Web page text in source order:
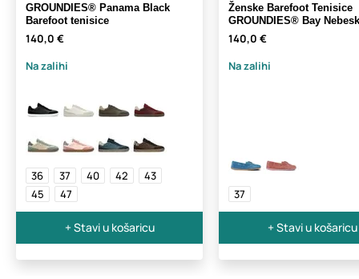
GROUNDIES® Panama Black
Barefoot tenisice
140,0 €
Na zalihi
36 37 40 42
43
45
47
+ Stavi u košaricu
Ženske Barefoot Tenisice
GROUNDIES® Bay
140,0 €
Na zalihi
37
+ Stavi u košaricu